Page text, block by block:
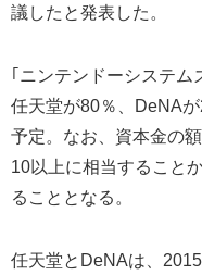
議したと発表した。
｢ニンテンドーシステム
任天堂が80％、DeNA
予定。なお、資本金の
10以上に相当すること
ることとなる。
任天堂とDeNAは、